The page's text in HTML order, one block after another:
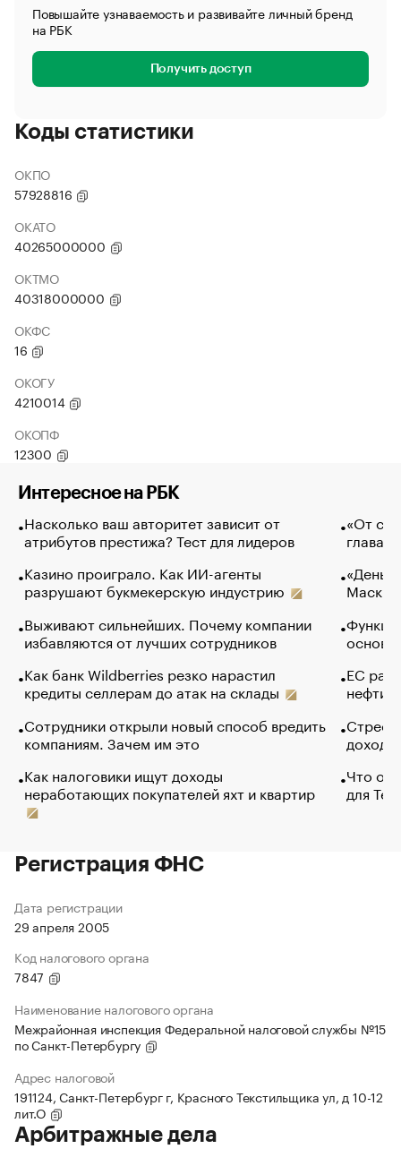
Повышайте узнаваемость и развивайте личный бренд
на РБК
Получить доступ
Коды статистики
ОКПО
57928816
ОКАТО
40265000000
ОКТМО
40318000000
ОКФС
16
ОКОГУ
4210014
ОКОПФ
12300
Интересное на РБК
Насколько ваш авторитет зависит от
атрибутов престижа? Тест для лидеров
Казино проиграло. Как ИИ-агенты
разрушают букмекерскую индустрию
Выживают сильнейших. Почему компании
избавляются от лучших сотрудников
Как банк Wildberries резко нарастил
кредиты селлерам до атак на склады
Сотрудники открыли новый способ вредить
компаниям. Зачем им это
Как налоговики ищут доходы
неработающих покупателей яхт и квартир
«От
глава
Маск в
основ
ЕС
нефти
Что
для
Регистрация ФНС
Дата регистрации
29 апреля 2005
Код налогового органа
7847
Наименование налогового органа
Межрайонная инспекция Федеральной налоговой службы №15
по Санкт-Петербургу
Адрес налоговой
191124, Санкт-Петербург г, Красного Текстильщика ул, д 10-12
лит.О
Арбитражные дела